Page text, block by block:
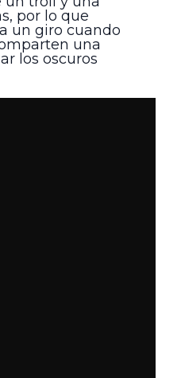
por lo que
un giro cuando
una
los oscuros